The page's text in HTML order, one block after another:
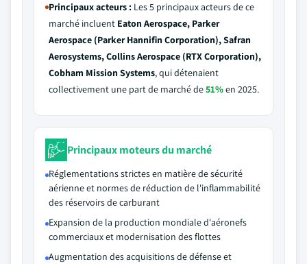
Principaux acteurs : Les 5 principaux acteurs de ce
marché incluent Eaton Aerospace, Parker
Aerospace (Parker Hannifin Corporation), Safran
Aerosystems, Collins Aerospace (RTX Corporation),
Cobham Mission Systems, qui détenaient
collectivement une part de marché de51%en 2025.
Principaux moteurs du marché
Réglementations strictes en matière de sécurité
aérienne et normes de réduction de l'inflammabilité
des réservoirs de carburant
Expansion de la production mondiale d'aéronefs
commerciaux et modernisation des flottes
Augmentation des acquisitions de défense et